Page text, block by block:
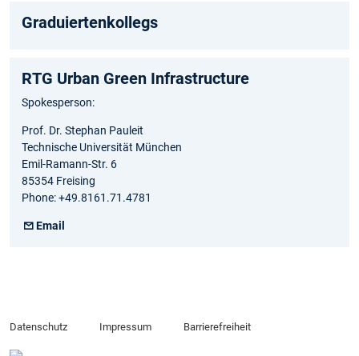
Graduiertenkollegs
RTG Urban Green Infrastructure
Spokesperson:
Prof. Dr. Stephan Pauleit
Technische Universität München
Emil-Ramann-Str. 6
85354 Freising
Phone: +49.8161.71.4781
Email
Datenschutz Impressum Barrierefreiheit